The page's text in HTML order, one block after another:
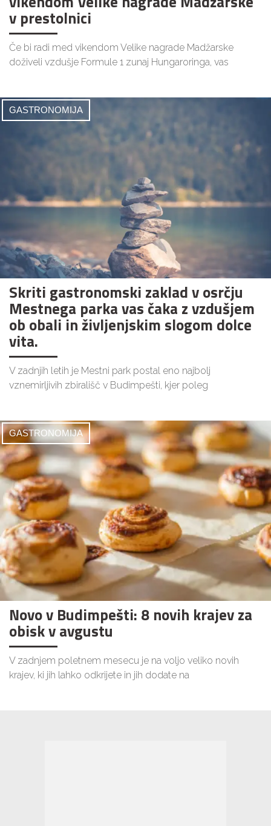
v prestolnici
Če bi radi med vikendom Velike nagrade Madžarske
doživeli vzdušje Formule 1 zunaj Hungaroringa, vas
GASTRONOMIJA
Skriti gastronomski zaklad v osrčju
Mestnega parka vas čaka z vzdušjem
ob obali in življenjskim slogom dolce
vita.
V zadnjih letih je Mestni park postal eno najbolj
vznemirljivih zbirališč v Budimpešti, kjer poleg
GASTRONOMIJA
Novo v Budimpešti: 8 novih krajev za
obisk v avgustu
V zadnjem poletnem mesecu je na voljo veliko novih
krajev, ki jih lahko odkrijete in jih dodate na